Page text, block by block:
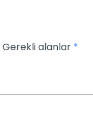
Gerekli alanlar *